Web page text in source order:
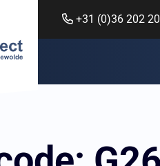
+31 (0)36 202